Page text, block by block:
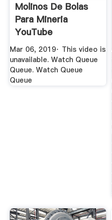
Molinos De Bolas
Para Mineria
YouTube
Mar 06, 2019· This video is
unavailable. Watch Queue
Queue. Watch Queue
Queue